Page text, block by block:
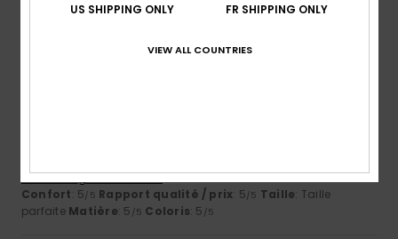
5/5
Afficher original - Deutsch
Confort: 5/5 Rapport qualité / prix: 5/5 Taille: Taille
parfaite Matière: 5 /5 Coloris: 5 /5
US SHIPPING ONLY FR SHIPPING ONLY
VIEW ALL COUNTRIES